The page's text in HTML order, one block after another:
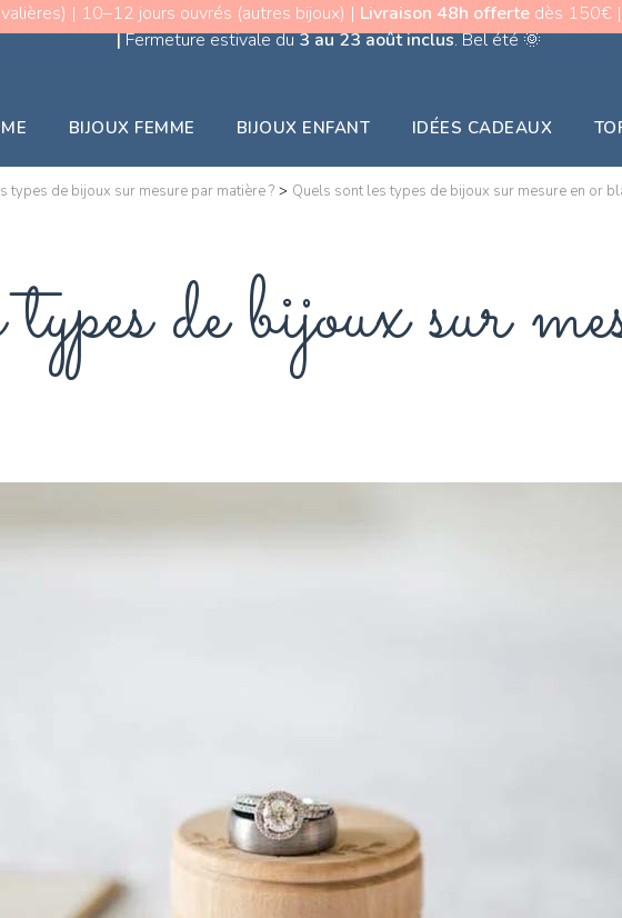
| 10–12 jours ouvrés (autres bijoux) | Livraison 48h offertedès 150€ |
|Fermeture estivale du3 au 23 août inclus. Bel été🌞
BIJOUX FEMME BIJOUX ENFANT IDÉES CADEAUX
types de bijoux sur mesure par matière ? > Quels sont les types de bijoux sur mesure en or
de bijoux sur